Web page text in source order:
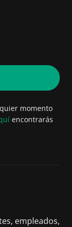
momento
encontrarás
empleados,